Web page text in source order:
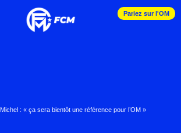
Pariez sur l'OM
Michel : « ça sera bientôt une référence pour l’OM »